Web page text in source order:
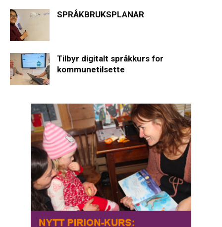
SPRÅKBRUKSPLANAR
Tilbyr digitalt språkkurs for
kommunetilsette